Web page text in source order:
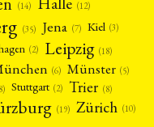
(14) (12)
(35) Jena (7) Kiel (3)
(2) Leipzig (18)
(6) Münster (5)
Stuttgart (2) Trier (8)
(19) Zürich (10)